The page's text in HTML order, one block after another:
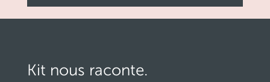
Kit nous raconte.